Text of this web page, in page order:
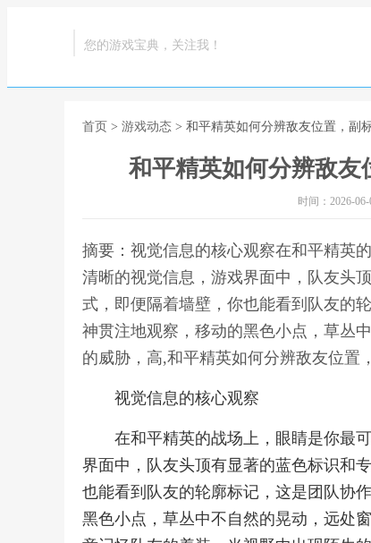
您的游戏宝典，关注我！
首页 > 游戏动态 > 和平精英如何分辨敌友位置，副
和平精英如何分辨敌
时间：2026-06-
摘要：视觉信息的核心观察在和平精英
清晰的视觉信息，游戏界面中，队友头
式，即便隔着墙壁，你也能看到队友的
神贯注地观察，移动的黑色小点，草丛
的威胁，高,和平精英如何分辨敌友位置
视觉信息的核心观察
在和平精英的战场上，眼睛是你最
界面中，队友头顶有显著的蓝色标识和
也能看到队友的轮廓标记，这是团队协
黑色小点，草丛中不自然的晃动，远处